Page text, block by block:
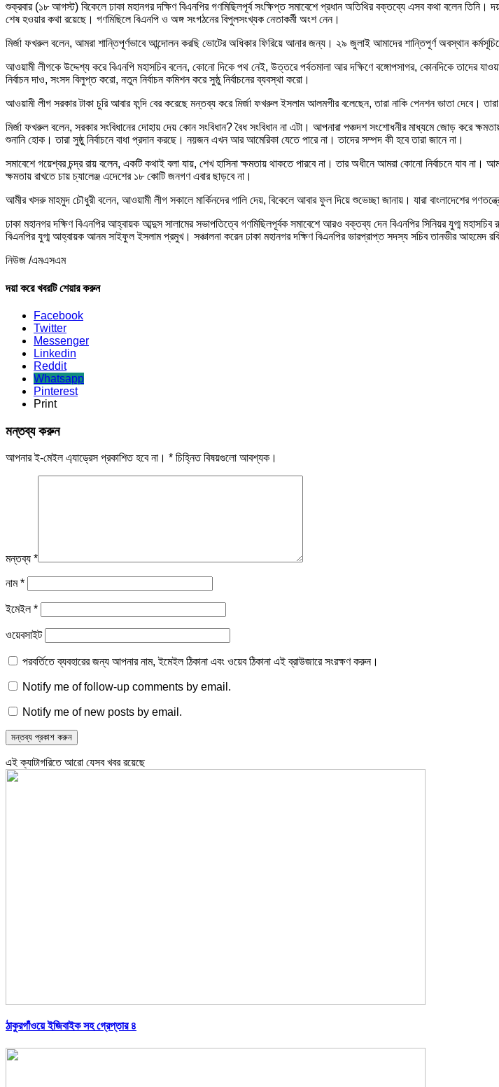
শুক্রবার (১৮ আগস্ট) বিকেলে ঢাকা মহানগর দক্ষিণ বিএনপির গণমিছিলপূর্ব সংক্ষিপ্ত সমাবেশে প্রধান অতিথির বক্তব্যে এসব কথা বলেন তিনি।
শেষ হওয়ার কথা রয়েছে। গণমিছিলে বিএনপি ও অঙ্গ সংগঠনের বিপুলসংখ্যক নেতাকর্মী অংশ নেন।
মির্জা ফখরুল বলেন, আমরা শান্তিপূর্ণভাবে আন্দোলন করছি ভোটের অধিকার ফিরিয়ে আনার জন্য। ২৯ জুলাই আমাদের শান্তিপূর্ণ অবস্থান
আওয়ামী লীগকে উদ্দেশ্য করে বিএনপি মহাসচিব বলেন, কোনো দিকে পথ নেই, উত্তরে পর্বতমালা আর দক্ষিণে বঙ্গোপসাগর, কোনদিকে তাদের
নির্বাচন দাও, সংসদ বিলুপ্ত করো, নতুন নির্বাচন কমিশন করে সুষ্ঠু নির্বাচনের ব্যবস্থা করো।
আওয়ামী লীগ সরকার টাকা চুরি আবার ফন্দি বের করেছে মন্তব্য করে মির্জা ফখরুল ইসলাম আলমগীর বলেছেন, তারা নাকি পেনশন ভাতা দেবে।
মির্জা ফখরুল বলেন, সরকার সংবিধানের দোহায় দেয় কোন সংবিধান? বৈধ সংবিধান না এটা। আপনারা পঞ্চদশ সংশোধনীর মাধ্যমে জোড় করে
শুনানি হোক। তারা সুষ্ঠু নির্বাচনে বাধা প্রদান করছে। নয়জন এখন আর আমেরিকা যেতে পারে না। তাদের সম্পদ কী হবে তারা জানে না।
সমাবেশে গয়েশ্বর চন্দ্র রায় বলেন, একটি কথাই বলা যায়, শেখ হাসিনা ক্ষমতায় থাকতে পারবে না। তার অধীনে আমরা কোনো নির্বাচনে যাব
ক্ষমতায় রাখতে চায় চ্যালেঞ্জ এদেশের ১৮ কোটি জনগণ এবার ছাড়বে না।
আমীর খসরু মাহমুদ চৌধুরী বলেন, আওয়ামী লীগ সকালে মার্কিনদের গালি দেয়, বিকেলে আবার ফুল দিয়ে শুভেচ্ছা জানায়। যারা বাংলাদেশের
ঢাকা মহানগর দক্ষিণ বিএনপির আহ্বায়ক আব্দুস সালামের সভাপতিত্বে গণমিছিলপূর্বক সমাবেশে আরও বক্তব্য দেন বিএনপির সিনিয়র যুগ্ম
বিএনপির যুগ্ম আহ্বায়ক আনম সাইফুল ইসলাম প্রমুখ। সঞ্চালনা করেন ঢাকা মহানগর দক্ষিণ বিএনপির ভারপ্রাপ্ত সদস্য সচিব তানভীর আহমেদ
নিউজ /এমএসএম
দয়া করে খবরটি শেয়ার করুন
Facebook
Twitter
Messenger
Linkedin
Reddit
Whatsapp
Pinterest
Print
মন্তব্য করুন
আপনার ই-মেইল এ্যাড্রেস প্রকাশিত হবে না। * চিহ্নিত বিষয়গুলো আবশ্যক।
মন্তব্য *
নাম*
ইমেইল*
ওয়েবসাইট
পরবর্তিতে ব্যবহারের জন্য আপনার নাম, ইমেইল ঠিকানা এবং ওয়েব ঠিকানা এই ব্রাউজারে সংরক্ষণ করুন।
Notify me of follow-up comments by email.
Notify me of new posts by email.
এই ক্যাটাগরিতে আরো যেসব খবর রয়েছে
ঠাকুরগাঁওয়ে ইজিবাইক সহ গ্রেপ্তার ৪